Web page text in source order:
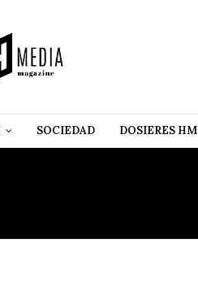
SOCIEDAD DOSIERES HM